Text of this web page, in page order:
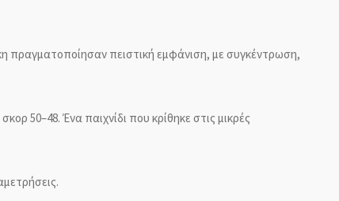
πραγματοποίησαν πειστική εμφάνιση, με συγκέντρωση,
50–48. Ένα παιχνίδι που κρίθηκε στις μικρές